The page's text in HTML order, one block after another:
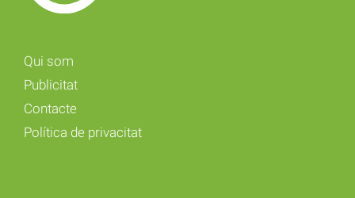
Qui som
Publicitat
Contacte
Política de privacitat